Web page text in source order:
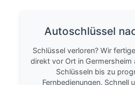
Autoschlüssel
Schlüssel verloren? Wir
direkt vor Ort in Germersheim
Schlüsseln bis zu
Fernbedienungen. Schnell